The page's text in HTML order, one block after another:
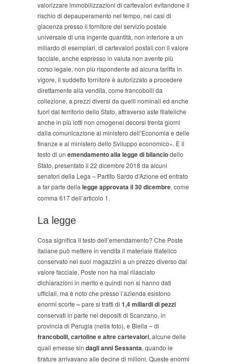
valorizzare immobilizzazioni di cartevalori evitandone il
rischio di depauperamento nel tempo, nei casi di
giacenza presso il fornitore del servizio postale
universale di una ingente quantità, non inferiore a un
miliardo di esemplari, di cartevalori postali con il valore
facciale, anche espresso in valuta non avente più
corso legale, non più rispondente ad alcuna tariffa in
vigore, il suddetto fornitore è autorizzato a procedere
direttamente alla vendita, come francobolli da
collezione, a prezzi diversi da quelli nominali ed anche
fuori dal territorio dello Stato, attraverso aste filateliche
anche in più lotti non omogenei decorsi trenta giorni
dalla comunicazione al ministero dell’Economia e delle
finanze e al ministero dello Sviluppo economico». È il
testo di un emendamento alla legge di bilanciodello
Stato, presentato il 22 dicembre 2018 da alcuni
senatori della Lega – Partito Sardo d’Azione ed entrato
a far parte della legge approvata il 30 dicembre, come
comma 617 dell’articolo 1.
La legge
Cosa significa il testo dell’emendamento? Che Poste
italiane può mettere in vendita il materiale filatelico
conservato nei suoi magazzini a un prezzo diverso dal
valore facciale. Poste non ha mai rilasciato
dichiarazioni in merito e quindi non si hanno dati
ufficiali, ma è noto che presso l’azienda esistono
enormi scorte –pare si tratti di 1,4 miliardi di pezzi
conservati in parte nei depositi di Scanzano, in
provincia di Perugia (nella foto), e Biella – di
francobolli, cartoline e altre cartevalori, alcune delle
quali emesse sin dagli anni Sessanta, quando le
tirature arrivavano alle decine di milioni. Queste enormi